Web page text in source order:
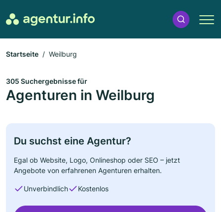
Startseite Weilburg
305 Suchergebnisse für
Agenturen in Weilburg
Du suchst eine Agentur?
Egal ob Website, Logo, Onlineshop oder SEO – jetzt
Angebote von erfahrenen Agenturen erhalten.
Unverbindlich Kostenlos